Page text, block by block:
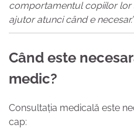
comportamentul copiilor lor
ajutor atunci când e necesar.”
Când este
medic?
Consultația medicală este
cap: